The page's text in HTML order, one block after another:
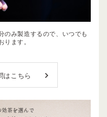
のみ製造するので、いつでも
ります。
はこちら